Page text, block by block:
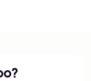
gratis wi-fi,
allmänt utrymme.